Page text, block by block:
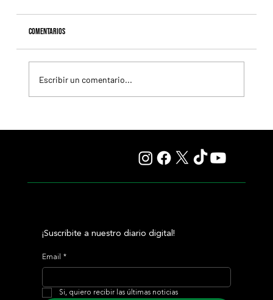
Comentarios
Escribir un comentario...
¡Suscribite a nuestro diario digital!
Email *
Si, quiero recibir las últimas noticias